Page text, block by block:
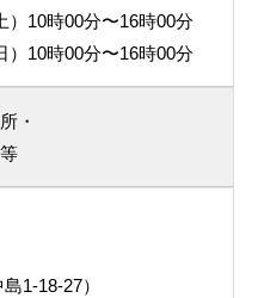
）10時00分〜16時00分
）10時00分〜16時00分
・
1-18-27）